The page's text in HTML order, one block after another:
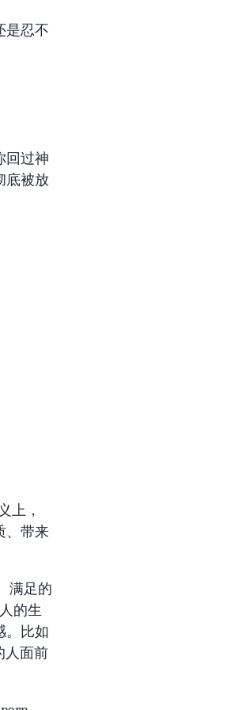
是忍不
回过神
底被放
上，
、带来
满足的
的生
。比如
人面前